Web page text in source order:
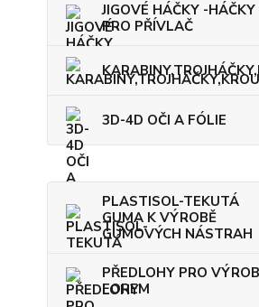
JIGOVÉ HÁČKY -HÁČKY
PRO PŘÍVLAČ
3D-4D OČI A FÓLIE
PLASTISOL-TEKUTÁ
GUMA K VÝROBĚ
GUMOVÝCH NÁSTRAH
PŘEDLOHY PRO
FOREM